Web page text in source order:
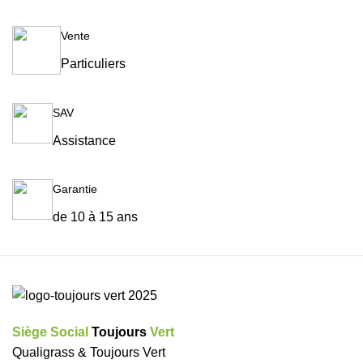
Vente
Particuliers
SAV
Assistance
Garantie
de 10 à 15 ans
Siège Social Toujours Vert
Qualigrass & Toujours Vert